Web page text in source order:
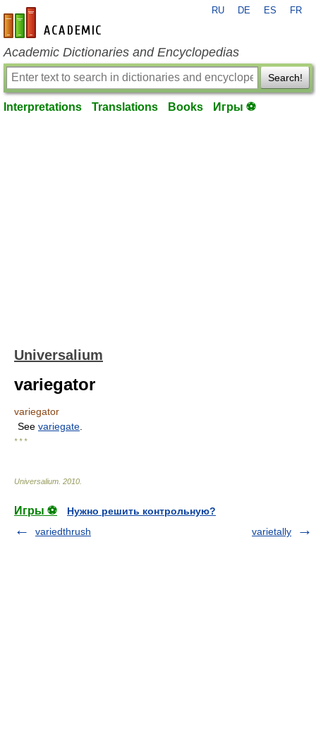
en-academic.com
RU DE ES FR
Academic Dictionaries and Encyclopedias
Search!
Interpretations Translations Books Игры ⚽
Universalium
variegator
variegator
See variegate
* * *
Universalium 2010
Игры ⚽
Нужно решить контрольную?
variedthrush
varietally